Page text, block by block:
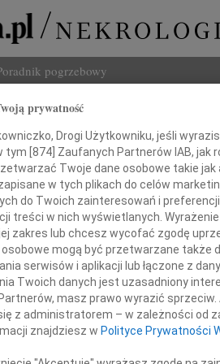
pogrzebowy
Pabiś-
informujemy, że w niedzielę 29.11.2020
żona, mama, córka, siostra, szwagierka
prywatność
Drogi Użytkowniku, jeśli
tym [874] Zaufanych Partnerów IAB, jak
Twoje dane osobowe takie
w tych plikach do celów
do Twoich zainteresowań i
treści w nich wyświetlanych.
zakres lub chcesz wycofać zgodę
osobowe mogą być przetwarzane także
serwisów i aplikacji lub łączone z
Twoich danych jest uzasadniony
masz prawo wyrazić
z administratorem – w zależności od
znajdziesz w Polityce Prywatności